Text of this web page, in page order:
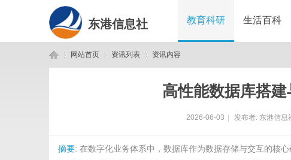
东港信息社 教育科研 生活百科
网站首页 资讯列表 资讯内容
高性能数据库搭
2026-06-03 发布者: 东港信息
摘要: 在数字化业务体系中，数据库作为数据存储与交互的核